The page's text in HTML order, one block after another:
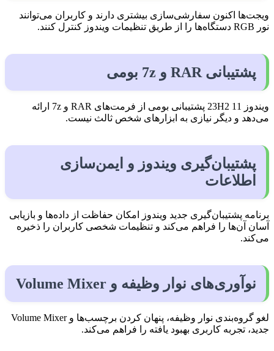
ویجت‌ها اکنون سفارشی‌سازی بیشتری دارند و کاربران می‌توانند
نور RGB دستگاه‌ها را از طریق تنظیمات ویندوز کنترل کنند.
پشتیبانی RAR و 7z بومی
ویندوز 11 23H2 پشتیبانی بومی از فرمت‌های RAR و 7z ارائه
می‌دهد و دیگر نیازی به ابزارهای شخص ثالث نیست.
پشتیبان‌گیری ویندوز و ایمن‌سازی
اطلاعات
برنامه پشتیبان‌گیری جدید ویندوز امکان حفاظت از داده‌ها و بازیابی
آسان آن‌ها را فراهم می‌کند و تنظیمات شخصی کاربران را ذخیره
می‌کند.
نوآوری‌های نوار وظیفه و Volume Mixer
لغو گروه‌بندی نوار وظیفه، پنهان کردن برچسب‌ها و Volume Mixer
جدید، تجربه کاربری بهبود یافته را فراهم می‌کند.